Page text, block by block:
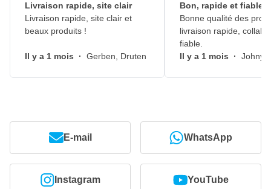
Livraison rapide, site clair
Livraison rapide, site clair et
beaux produits !
Il y a 1 mois · Gerben, Druten
Bon, rapide et fiable
Bonne qualité des
livraison rapide,
fiable.
Il y a 1 mois · Johny,
E-mail WhatsApp
Instagram YouTube